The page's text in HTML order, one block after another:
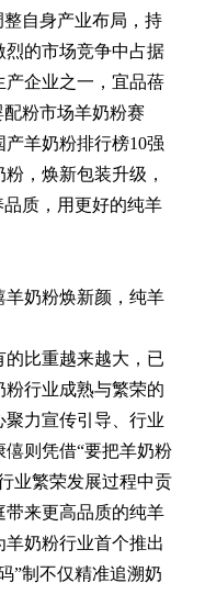
自身产业布局，持
的市场竞争中占据
企业之一，宜品蓓
粉市场羊奶粉赛
羊奶粉排行榜10强
，焕新包装升级，
质，用更好的纯羊
羊奶粉焕新颜，纯羊
比重越来越大，已
行业成熟与繁荣的
力宣传引导、行业
则凭借“要把羊奶粉
业繁荣发展过程中贡
来更高品质的纯羊
奶粉行业首个推出
”制不仅精准追溯奶